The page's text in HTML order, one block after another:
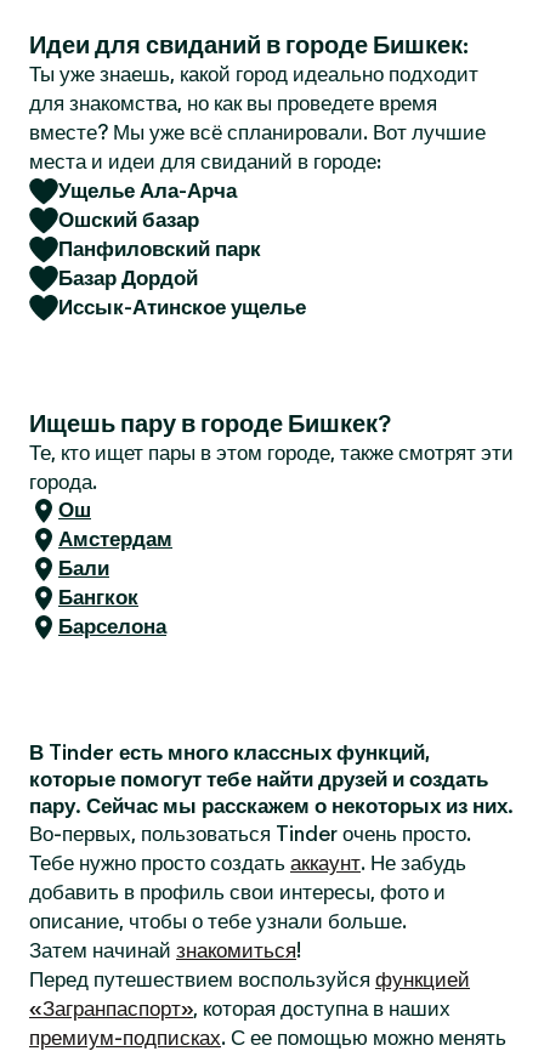
r
Идеи для свиданий в городе Бишкек:
Ты уже знаешь, какой город идеально подходит
для знакомства, но как вы проведете время
вместе? Мы уже всё спланировали. Вот лучшие
места и идеи для свиданий в городе:
Ущелье Ала-Арча
Ошский базар
Панфиловский парк
Базар Дордой
Иссык-Атинское ущелье
Ищешь пару в городе Бишкек?
Те, кто ищет пары в этом городе, также смотрят эти
города.
Ош
Амстердам
Бали
Бангкок
Барселона
В Tinder есть много классных функций,
которые помогут тебе найти друзей и создать
пару. Сейчас мы расскажем о некоторых из них.
Во-первых, пользоваться Tinder очень просто.
Тебе нужно просто создать аккаунт. Не забудь
добавить в профиль свои интересы, фото и
описание, чтобы о тебе узнали больше.
Затем начинай знакомиться!
Перед путешествием воспользуйся функцией
«Загранпаспорт», которая доступна в наших
премиум-подписках. С ее помощью можно менять